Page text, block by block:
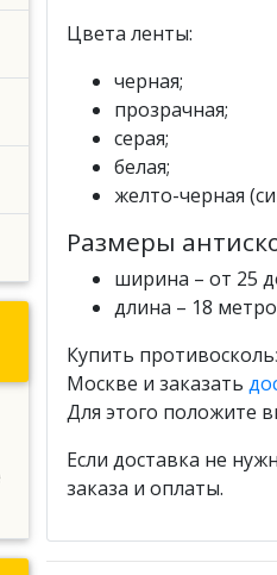
Цвета ленты:
черная;
прозрачная;
серая;
белая;
желто-черная
Размеры
ширина – от 25
длина – 18
Купить
Москве и заказать
Для этого положите
Если доставка не
заказа и оплаты.